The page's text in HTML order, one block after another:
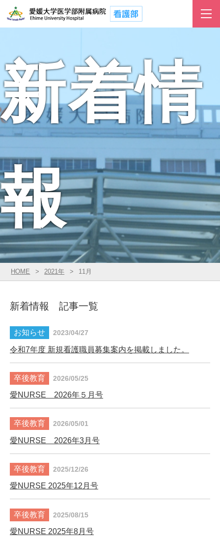
新着情
報
HOME 2021年 11月
新着情報 記事一覧
2023/04/27
令和7年度 新規看護職員募集案内を掲載しました。
2026/05/25
愛NURSE 2026年５月号
2026/05/01
愛NURSE 2026年3月号
2025/12/26
愛NURSE 2025年12月号
2025/08/15
愛NURSE 2025年8月号